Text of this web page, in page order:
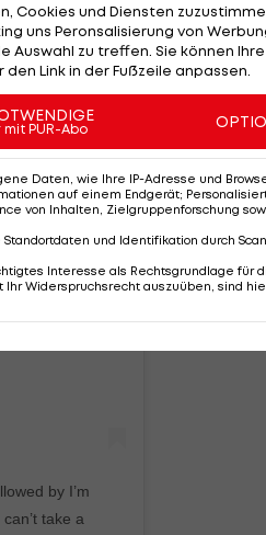
by I’m
take a
Cookies und Diensten
uns Peronsalisierung von
zu treffen. Sie können
Link in der Fußzeile anpassen.
PUR-Abo
Daten, wie Ihre IP-Adresse und
auf einem Endgerät;
von Inhalten, Zielgruppenforschung
Standortdaten und Identifikation durch
Interesse als Rechtsgrundlage für
Widerspruchsrecht auszuüben, sind